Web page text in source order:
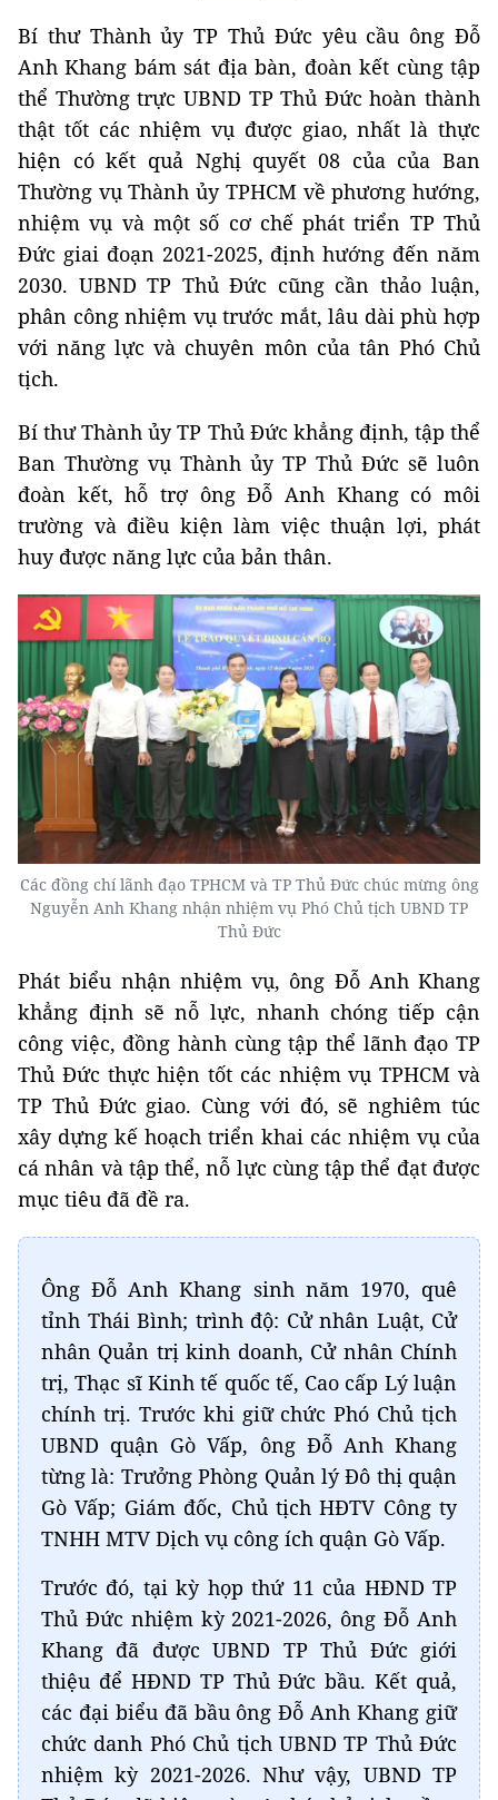
Bí thư Thành ủy TP Thủ Đức yêu cầu ông Đỗ
Anh Khang bám sát địa bàn, đoàn kết cùng tập
thể Thường trực UBND TP Thủ Đức hoàn thành
thật tốt các nhiệm vụ được giao, nhất là thực
hiện có kết quả Nghị quyết 08 của của Ban
Thường vụ Thành ủy TPHCM về phương hướng,
nhiệm vụ và một số cơ chế phát triển TP Thủ
Đức giai đoạn 2021-2025, định hướng đến năm
2030. UBND TP Thủ Đức cũng cần thảo luận,
phân công nhiệm vụ trước mắt, lâu dài phù hợp
với năng lực và chuyên môn của tân Phó Chủ
tịch.
Bí thư Thành ủy TP Thủ Đức khẳng định, tập thể
Ban Thường vụ Thành ủy TP Thủ Đức sẽ luôn
đoàn kết, hỗ trợ ông Đỗ Anh Khang có môi
trường và điều kiện làm việc thuận lợi, phát
huy được năng lực của bản thân.
Các đồng chí lãnh đạo TPHCM và TP Thủ Đức chúc mừng ông
Nguyễn Anh Khang nhận nhiệm vụ Phó Chủ tịch UBND TP
Thủ Đức
Phát biểu nhận nhiệm vụ, ông Đỗ Anh Khang
khẳng định sẽ nỗ lực, nhanh chóng tiếp cận
công việc, đồng hành cùng tập thể lãnh đạo TP
Thủ Đức thực hiện tốt các nhiệm vụ TPHCM và
TP Thủ Đức giao. Cùng với đó, sẽ nghiêm túc
xây dựng kế hoạch triển khai các nhiệm vụ của
cá nhân và tập thể, nỗ lực cùng tập thể đạt được
mục tiêu đã đề ra.
Ông Đỗ Anh Khang sinh năm 1970, quê
tỉnh Thái Bình; trình độ: Cử nhân Luật, Cử
nhân Quản trị kinh doanh, Cử nhân Chính
trị, Thạc sĩ Kinh tế quốc tế, Cao cấp Lý luận
chính trị. Trước khi giữ chức Phó Chủ tịch
UBND quận Gò Vấp, ông Đỗ Anh Khang
từng là: Trưởng Phòng Quản lý Đô thị quận
Gò Vấp; Giám đốc, Chủ tịch HĐTV Công ty
TNHH MTV Dịch vụ công ích quận Gò Vấp.
Trước đó, tại kỳ họp thứ 11 của HĐND TP
Thủ Đức nhiệm kỳ 2021-2026, ông Đỗ Anh
Khang đã được UBND TP Thủ Đức giới
thiệu để HĐND TP Thủ Đức bầu. Kết quả,
các đại biểu đã bầu ông Đỗ Anh Khang giữ
chức danh Phó Chủ tịch UBND TP Thủ Đức
nhiệm kỳ 2021-2026. Như vậy, UBND TP